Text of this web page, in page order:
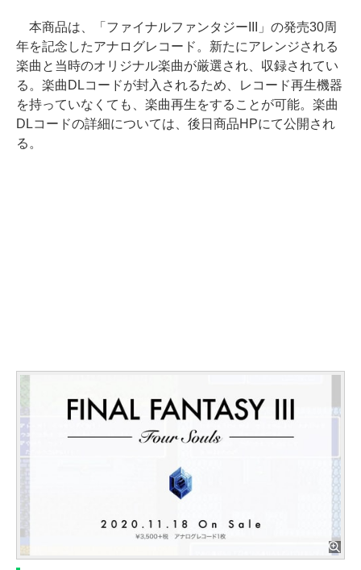
本商品は、「ファイナルファンタジーIII」の発売30周
年を記念したアナログレコード。新たにアレンジされる
楽曲と当時のオリジナル楽曲が厳選され、収録されてい
る。楽曲DLコードが封入されるため、レコード再生機器
を持っていなくても、楽曲再生をすることが可能。楽曲
DLコードの詳細については、後日商品HPにて公開され
る。